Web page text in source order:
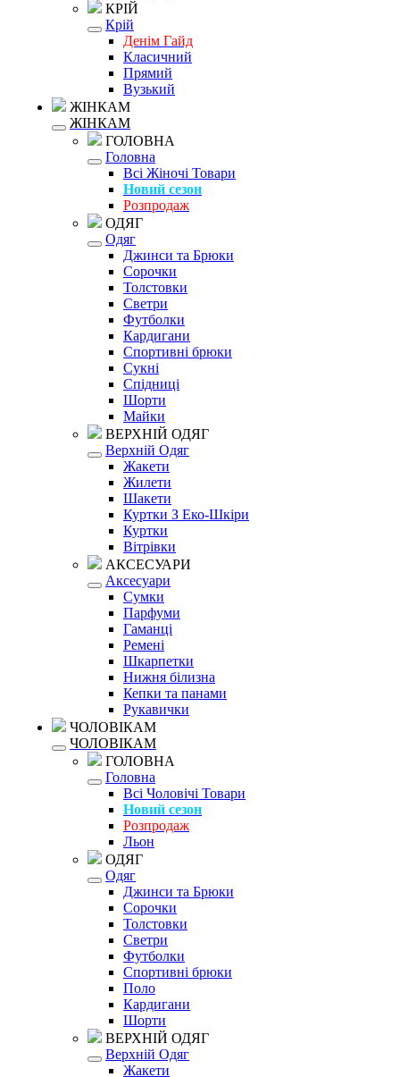
КРІЙ
Крій
Денім Гайд
Класичний
Прямий
Вузький
ЖІНКАМ
ЖІНКАМ
ГОЛОВНА
Головна
Всі Жіночі Товари
Новий сезон
Розпродаж
ОДЯГ
Одяг
Джинси та Брюки
Сорочки
Толстовки
Светри
Футболки
Кардигани
Спортивні брюки
Сукні
Спідниці
Шорти
Майки
ВЕРХНІЙ ОДЯГ
Верхній Одяг
Жакети
Жилети
Шакети
Куртки З Еко-Шкіри
Куртки
Вітрівки
АКСЕСУАРИ
Аксесуари
Сумки
Парфуми
Гаманці
Ремені
Шкарпетки
Нижня білизна
Кепки та панами
Рукавички
ЧОЛОВІКАМ
ЧОЛОВІКАМ
ГОЛОВНА
Головна
Всі Чоловічі Товари
Новий сезон
Розпродаж
Льон
ОДЯГ
Одяг
Джинси та Брюки
Сорочки
Толстовки
Светри
Футболки
Спортивні брюки
Поло
Кардигани
Шорти
ВЕРХНІЙ ОДЯГ
Верхній Одяг
Жакети